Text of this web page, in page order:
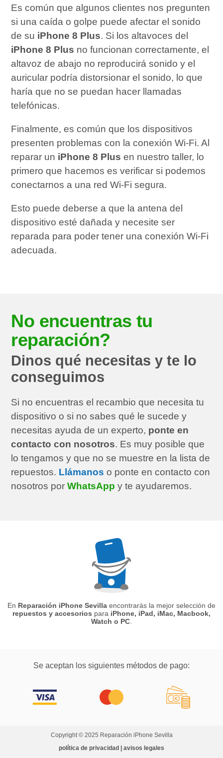
Es común que algunos clientes nos pregunten
si una caída o golpe puede afectar el sonido
de su iPhone 8 Plus. Si los altavoces del
iPhone 8 Plus no funcionan correctamente, el
altavoz de abajo no reproducirá sonido y el
auricular podría distorsionar el sonido, lo que
haría que no se puedan hacer llamadas
telefónicas.
Finalmente, es común que los dispositivos
presenten problemas con la conexión Wi-Fi. Al
reparar un iPhone 8 Plus en nuestro taller, lo
primero que hacemos es verificar si podemos
conectarnos a una red Wi-Fi segura.
Esto puede deberse a que la antena del
dispositivo esté dañada y necesite ser
reparada para poder tener una conexión Wi-Fi
adecuada.
No encuentras tu
reparación?
Dinos qué necesitas y te lo
conseguimos
Si no encuentras el recambio que necesita tu
dispositivo o si no sabes qué le sucede y
necesitas ayuda de un experto, ponte en
contacto con nosotros. Es muy posible que
lo tengamos y que no se muestre en la lista de
repuestos. Llámanos o ponte en contacto con
nosotros porWhatsApp y te ayudaremos.
En Reparación iPhone Sevilla encontrarás la mejor selección de
repuestos y accesorios para iPhone, iPad, iMac, Macbook,
Watch o PC
Se aceptan los siguientes métodos de pago:
Copyright © 2025 Reparación iPhone Sevilla
política de privacidad | avisos legales